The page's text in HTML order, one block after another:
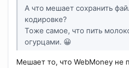
А что мешает сохранить
кодировке?
Тоже самое, что пить
огурцами. 😀
Мешает то, что WebMoney не